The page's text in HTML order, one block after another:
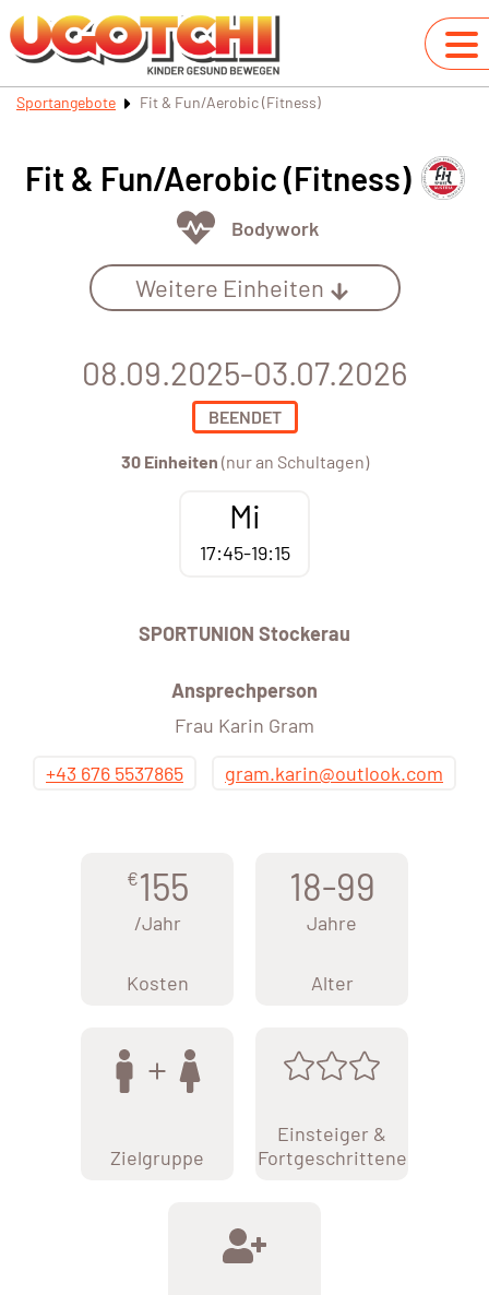
Sportangebote Fit & Fun/Aerobic (Fitness)
Fit & Fun/Aerobic (Fitness)
Bodywork
Weitere Einheiten
08.09.2025-03.07.2026
BEENDET
30 Einheiten (nur an Schultagen)
Mi
17:45-19:15
SPORTUNION Stockerau
Ansprechperson
Frau Karin Gram
+43 676 5537865
gram.karin@outlook.com
€155
/Jahr
Kosten
18-99
Jahre
Alter
Zielgruppe
Einsteiger &
Fortgeschrittene